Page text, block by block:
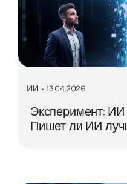
ИИ • 13.04.2026
Эксперимент: ИИ
Пишет ли ИИ